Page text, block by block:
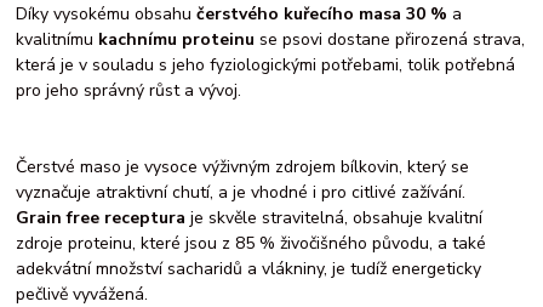
Díky vysokému obsahučerstvého kuřecího masa 30 % a
kvalitnímu kachnímu proteinu se psovi dostane přirozená strava,
která je v souladu s jeho fyziologickými potřebami, tolik potřebná
pro jeho správný růst a vývoj.
Čerstvé maso je vysoce výživným zdrojem bílkovin, který se
vyznačuje atraktivní chutí, a je vhodné i pro citlivé zažívání.
Grain free receptura je skvěle stravitelná, obsahuje kvalitní
zdroje proteinu, které jsou z 85 % živočišného původu, a také
adekvátní množství sacharidů a vlákniny, je tudíž energeticky
pečlivě vyvážená.